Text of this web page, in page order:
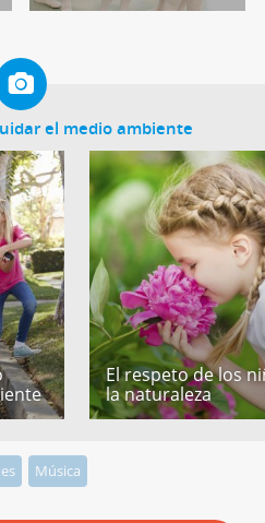
el medio ambiente
El respeto de los
la naturaleza
Música